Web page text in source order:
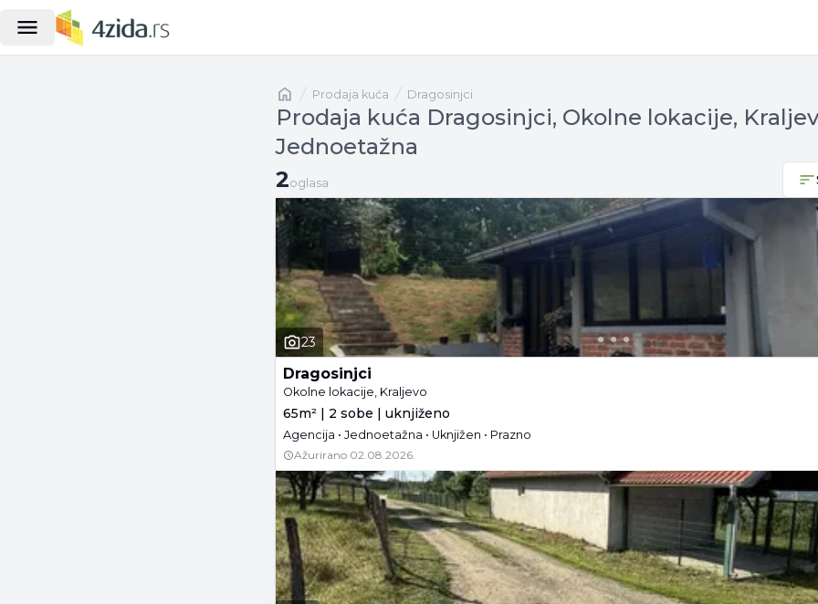
Naslovnaprodaja kuća Dragosinjci
Prodaja kuća Dragosinjci, Okolne lokacije,
Jednoetažna
2 oglasa
2oglasa
23
Dragosinjci
Okolne lokacije, Kraljevo
65m² | 2 sobe | uknjiženo
Agencija • Jednoetažna • Uknjižen • Prazno
Ažurirano 02.08.2026.